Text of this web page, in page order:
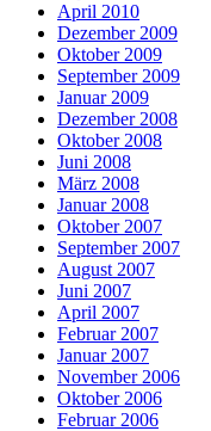
April 2010
Dezember 2009
Oktober 2009
September 2009
Januar 2009
Dezember 2008
Oktober 2008
Juni 2008
März 2008
Januar 2008
Oktober 2007
September 2007
August 2007
Juni 2007
April 2007
Februar 2007
Januar 2007
November 2006
Oktober 2006
Februar 2006